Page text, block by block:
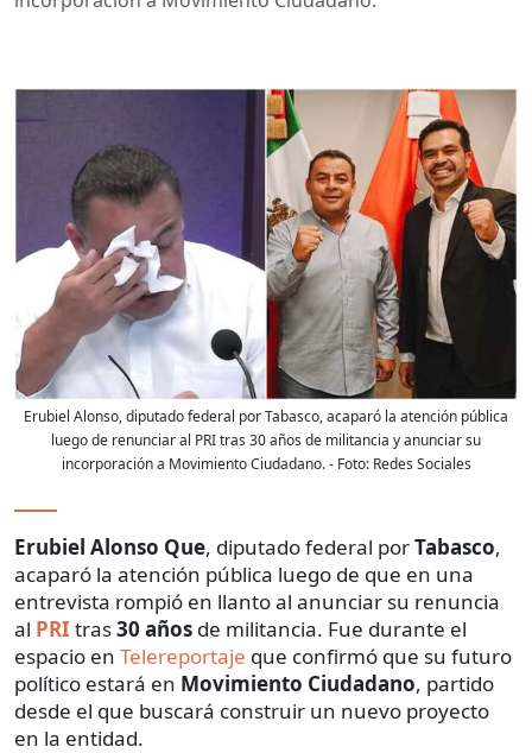
Erubiel Alonso, diputado federal por Tabasco, acaparó la atención pública
luego de renunciar al PRI tras 30 años de militancia y anunciar su
incorporación a Movimiento Ciudadano.- Foto: Redes Sociales
Erubiel Alonso Que, diputado federal porTabasco,
acaparó la atención pública luego de que en una
entrevista rompió en llanto al anunciar su renuncia
al PRI tras30 años de militancia. Fue durante el
espacio en Telereportaje que confirmó que su futuro
político estará en Movimiento Ciudadano, partido
desde el que buscará construir un nuevo proyecto
en la entidad.